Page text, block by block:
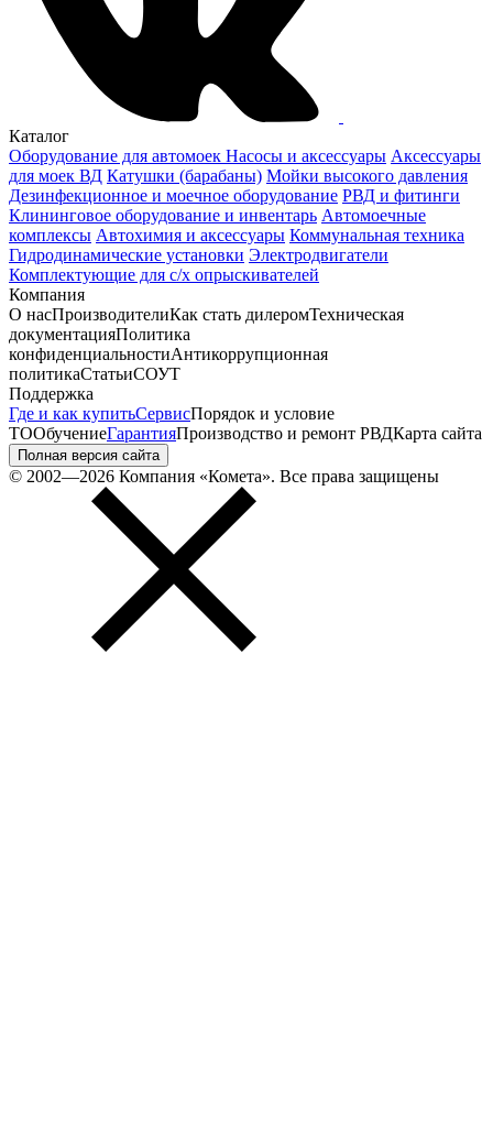
Каталог
Оборудование для автомоек Насосы и аксессуары Аксессуары
для моек ВД Катушки (барабаны) Мойки высокого давления
Дезинфекционное и моечное оборудование РВД и фитинги
Клининговое оборудование и инвентарь Автомоечные
комплексы Автохимия и аксессуары Коммунальная техника
Гидродинамические установки Электродвигатели
Комплектующие для с/х опрыскивателей
Компания
О насПроизводителиКак стать дилеромТехническая
документацияПолитика
конфиденциальностиАнтикоррупционная
политикаСтатьиСОУТ
Поддержка
Где и как купитьСервисПорядок и условие
ТООбучениеГарантияПроизводство и ремонт РВДКарта сайта
Полная версия сайта
© 2002—2026 Компания «Комета». Все права защищены